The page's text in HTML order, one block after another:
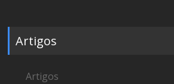
Artigos
Artigos